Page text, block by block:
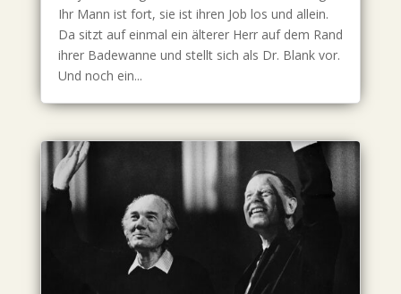
Ihr Mann ist fort, sie ist ihren Job los und allein.
Da sitzt auf einmal ein älterer Herr auf dem Rand
ihrer Badewanne und stellt sich als Dr. Blank vor.
Und noch ein...